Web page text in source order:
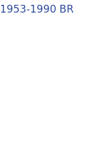
1953-1990 BR